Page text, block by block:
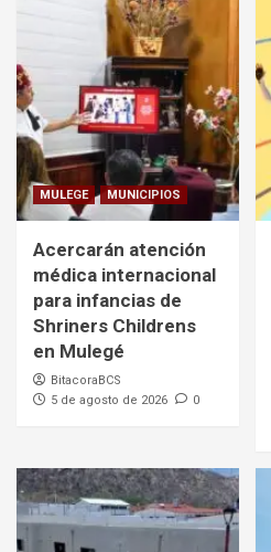
MULEGE MUNICIPIOS
Acercarán atención
médica internacional
para infancias de
Shriners Childrens
en Mulegé
BitacoraBCS
5 de agosto de 2026
0